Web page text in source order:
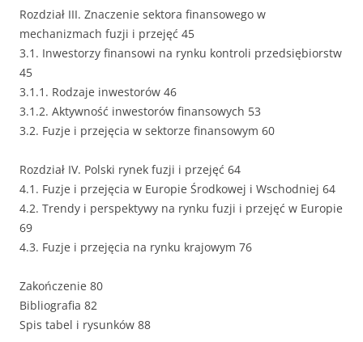
Rozdział III. Znaczenie sektora finansowego w
mechanizmach fuzji i przejęć 45
3.1. Inwestorzy finansowi na rynku kontroli przedsiębiorstw
45
3.1.1. Rodzaje inwestorów 46
3.1.2. Aktywność inwestorów finansowych 53
3.2. Fuzje i przejęcia w sektorze finansowym 60
Rozdział IV. Polski rynek fuzji i przejęć 64
4.1. Fuzje i przejęcia w Europie Środkowej i Wschodniej 64
4.2. Trendy i perspektywy na rynku fuzji i przejęć w Europie
69
4.3. Fuzje i przejęcia na rynku krajowym 76
Zakończenie 80
Bibliografia 82
Spis tabel i rysunków 88